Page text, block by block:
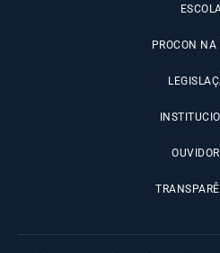
PROCON